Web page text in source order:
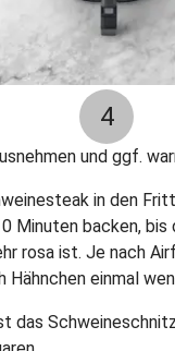
4
und ggf.
in den
Minuten backen, bis
rosa ist. Je nach
Hähnchen einmal
das